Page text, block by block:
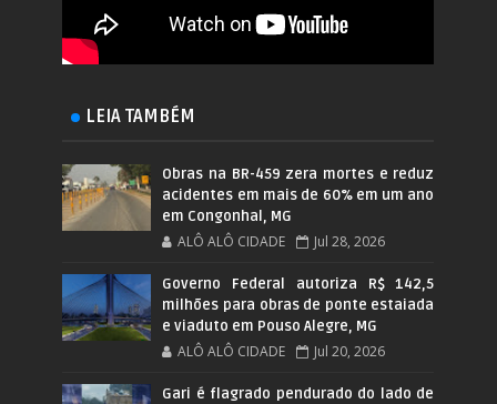
LEIA TAMBÉM
Obras na BR-459 zera mortes e reduz
acidentes em mais de 60% em um ano
em Congonhal, MG
ALÔ ALÔ CIDADE Jul 28, 2026
Governo Federal autoriza R$ 142,5
milhões para obras de ponte estaiada
e viaduto em Pouso Alegre, MG
ALÔ ALÔ CIDADE Jul 20, 2026
Gari é flagrado pendurado do lado de